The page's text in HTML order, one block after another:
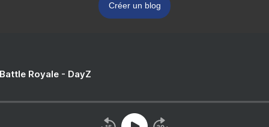
Créer un blog
Royale - DayZ